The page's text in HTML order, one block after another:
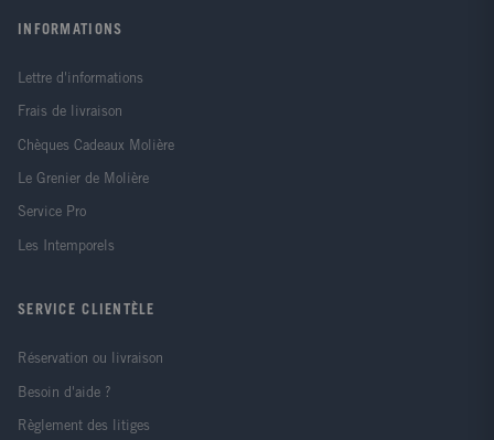
INFORMATIONS
Lettre d'informations
Frais de livraison
Chèques Cadeaux Molière
Le Grenier de Molière
Service Pro
Les Intemporels
SERVICE CLIENTÈLE
Réservation ou livraison
Besoin d'aide ?
Règlement des litiges